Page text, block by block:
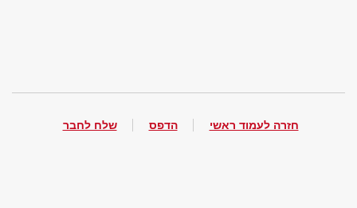
חזרה לעמוד ראשי הדפס שלח לחבר